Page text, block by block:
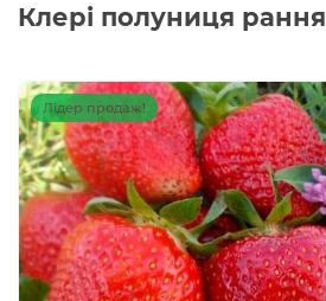
Клері полуниця рання
Лідер продаж!